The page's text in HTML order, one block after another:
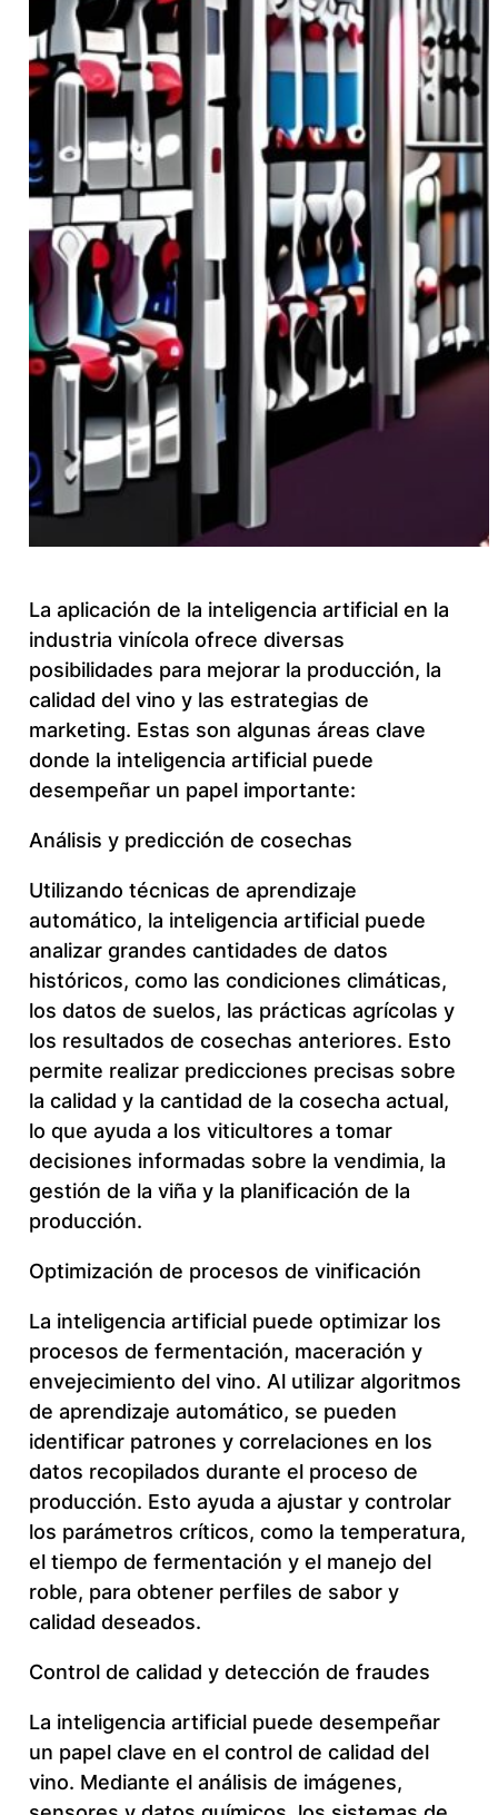
La aplicación de la inteligencia artificial en la
industria vinícola ofrece diversas
posibilidades para mejorar la producción, la
calidad del vino y las estrategias de
marketing. Estas son algunas áreas clave
donde la inteligencia artificial puede
desempeñar un papel importante:
Análisis y predicción de cosechas
Utilizando técnicas de aprendizaje
automático, la inteligencia artificial puede
analizar grandes cantidades de datos
históricos, como las condiciones climáticas,
los datos de suelos, las prácticas agrícolas y
los resultados de cosechas anteriores. Esto
permite realizar predicciones precisas sobre
la calidad y la cantidad de la cosecha actual,
lo que ayuda a los viticultores a tomar
decisiones informadas sobre la vendimia, la
gestión de la viña y la planificación de la
producción.
Optimización de procesos de vinificación
La inteligencia artificial puede optimizar los
procesos de fermentación, maceración y
envejecimiento del vino. Al utilizar algoritmos
de aprendizaje automático, se pueden
identificar patrones y correlaciones en los
datos recopilados durante el proceso de
producción. Esto ayuda a ajustar y controlar
los parámetros críticos, como la temperatura,
el tiempo de fermentación y el manejo del
roble, para obtener perfiles de sabor y
calidad deseados.
Control de calidad y detección de fraudes
La inteligencia artificial puede desempeñar
un papel clave en el control de calidad del
vino. Mediante el análisis de imágenes,